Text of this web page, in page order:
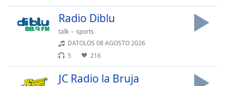
dialog
cancel
Radio Diblu
talk
sports
DATOLOS 08 AGOSTO 2026
5
216
JC Radio la Bruja